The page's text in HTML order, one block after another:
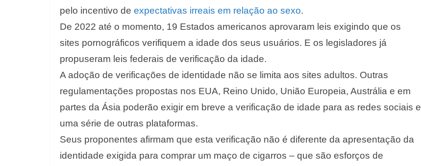
pelo incentivo de expectativas irreais em relação ao sexo.
De 2022 até o momento, 19 Estados americanos aprovaram leis exigindo que os
sites pornográficos verifiquem a idade dos seus usuários. E os legisladores já
propuseram leis federais de verificação da idade.
A adoção de verificações de identidade não se limita aos sites adultos. Outras
regulamentações propostas nos EUA, Reino Unido, União Europeia, Austrália e em
partes da Ásia poderão exigir em breve a verificação de idade para as redes sociais e
uma série de outras plataformas.
Seus proponentes afirmam que esta verificação não é diferente da apresentação da
identidade exigida para comprar um maço de cigarros – que são esforços de